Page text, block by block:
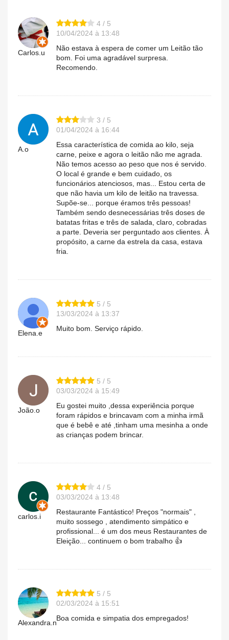
Carlos.u
4 / 5
10/04/2024 à 13:48
Não estava à espera de comer um Leitão tão
bom. Foi uma agradável surpresa.
Recomendo.
A.o
3 / 5
01/04/2024 à 16:44
Essa característica de comida ao kilo, seja
carne, peixe e agora o leitão não me agrada.
Não temos acesso ao peso que nos é servido.
O local é grande e bem cuidado, os
funcionários atenciosos, mas... Estou certa de
que não havia um kilo de leitão na travessa.
Supõe-se... porque éramos três pessoas!
Também sendo desnecessárias três doses de
batatas fritas e três de salada, claro, cobradas
a parte. Deveria ser perguntado aos clientes. À
propósito, a carne da estrela da casa, estava
fria.
Elena.e
5 / 5
13/03/2024 à 13:37
Muito bom. Serviço rápido.
João.o
5 / 5
03/03/2024 à 15:49
Eu gostei muito ,dessa experiência porque
foram rápidos e brincavam com a minha irmã
que é bebê e até ,tinham uma mesinha a onde
as crianças podem brincar.
carlos.i
4 / 5
03/03/2024 à 13:48
Restaurante Fantástico! Preços "normais" ,
muito sossego , atendimento simpático e
profissional... é um dos meus Restaurantes de
Eleição... continuem o bom trabalho 👍
Alexandra.n
5 / 5
02/03/2024 à 15:51
Boa comida e simpatia dos empregados!